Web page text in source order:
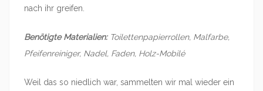
nach ihr greifen.
Benötigte Materialien:Toilettenpapierrollen, Malfarbe,
Pfeifenreiniger, Nadel, Faden, Holz-Mobilé
Weil das so niedlich war, sammelten wir mal wieder ein